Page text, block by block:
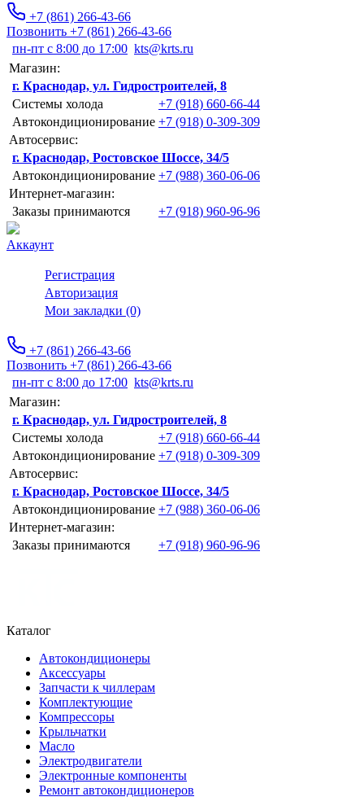
+7 (861) 266-43-66
Позвонить +7 (861) 266-43-66
пн-пт с 8:00 до 17:00 kts@krts.ru
Магазин:
г. Краснодар, ул. Гидростроителей, 8
Системы холода
+7 (918) 660-66-44
Автокондиционирование +7 (918) 0-309-309
Автосервис:
г. Краснодар, Ростовское Шоссе, 34/5
Автокондиционирование +7 (988) 360-06-06
Интернет-магазин:
Заказы принимаются
+7 (918) 960-96-96
Аккаунт
Регистрация
Авторизация
Мои закладки (0)
+7 (861) 266-43-66
Позвонить +7 (861) 266-43-66
пн-пт с 8:00 до 17:00 kts@krts.ru
Магазин:
г. Краснодар, ул. Гидростроителей, 8
Системы холода
+7 (918) 660-66-44
Автокондиционирование +7 (918) 0-309-309
Автосервис:
г. Краснодар, Ростовское Шоссе, 34/5
Автокондиционирование +7 (988) 360-06-06
Интернет-магазин:
Заказы принимаются
+7 (918) 960-96-96
Каталог
Автокондиционеры
Аксессуары
Запчасти к чиллерам
Комплектующие
Компрессоры
Крыльчатки
Масло
Электродвигатели
Электронные компоненты
Ремонт автокондиционеров